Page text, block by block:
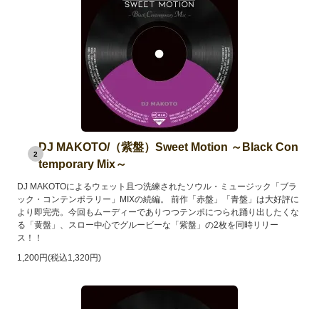
2
DJ MAKOTO/（紫盤）Sweet Motion ～Black Con
temporary Mix～
DJ MAKOTOによるウェット且つ洗練されたソウル・ミュージック「ブラ
ック・コンテンポラリー」MIXの続編。 前作「赤盤」「青盤」は大好評に
より即完売。今回もムーディーでありつつテンポにつられ踊り出したくな
る「黄盤」、スロー中心でグルービーな「紫盤」の2枚を同時リリー
ス！！
1,200円(税込1,320円)